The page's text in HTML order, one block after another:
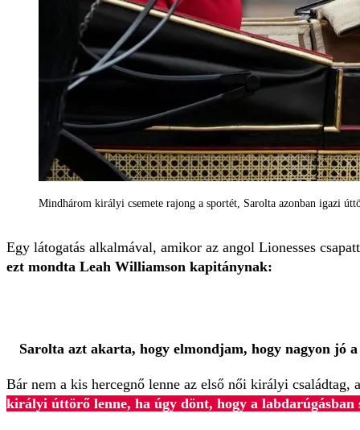
Mindhárom királyi csemete rajong a sportét, Sarolta azonban igazi
Egy látogatás alkalmával, amikor az angol Lionesses
ezt mondta Leah Williamson kapitánynak:
Sarolta azt akarta, hogy elmondjam, hogy nagyon jó
Bár nem a kis hercegnő lenne az első női királyi
királyi úttörő lenne, ha úgy dönt, hogy a